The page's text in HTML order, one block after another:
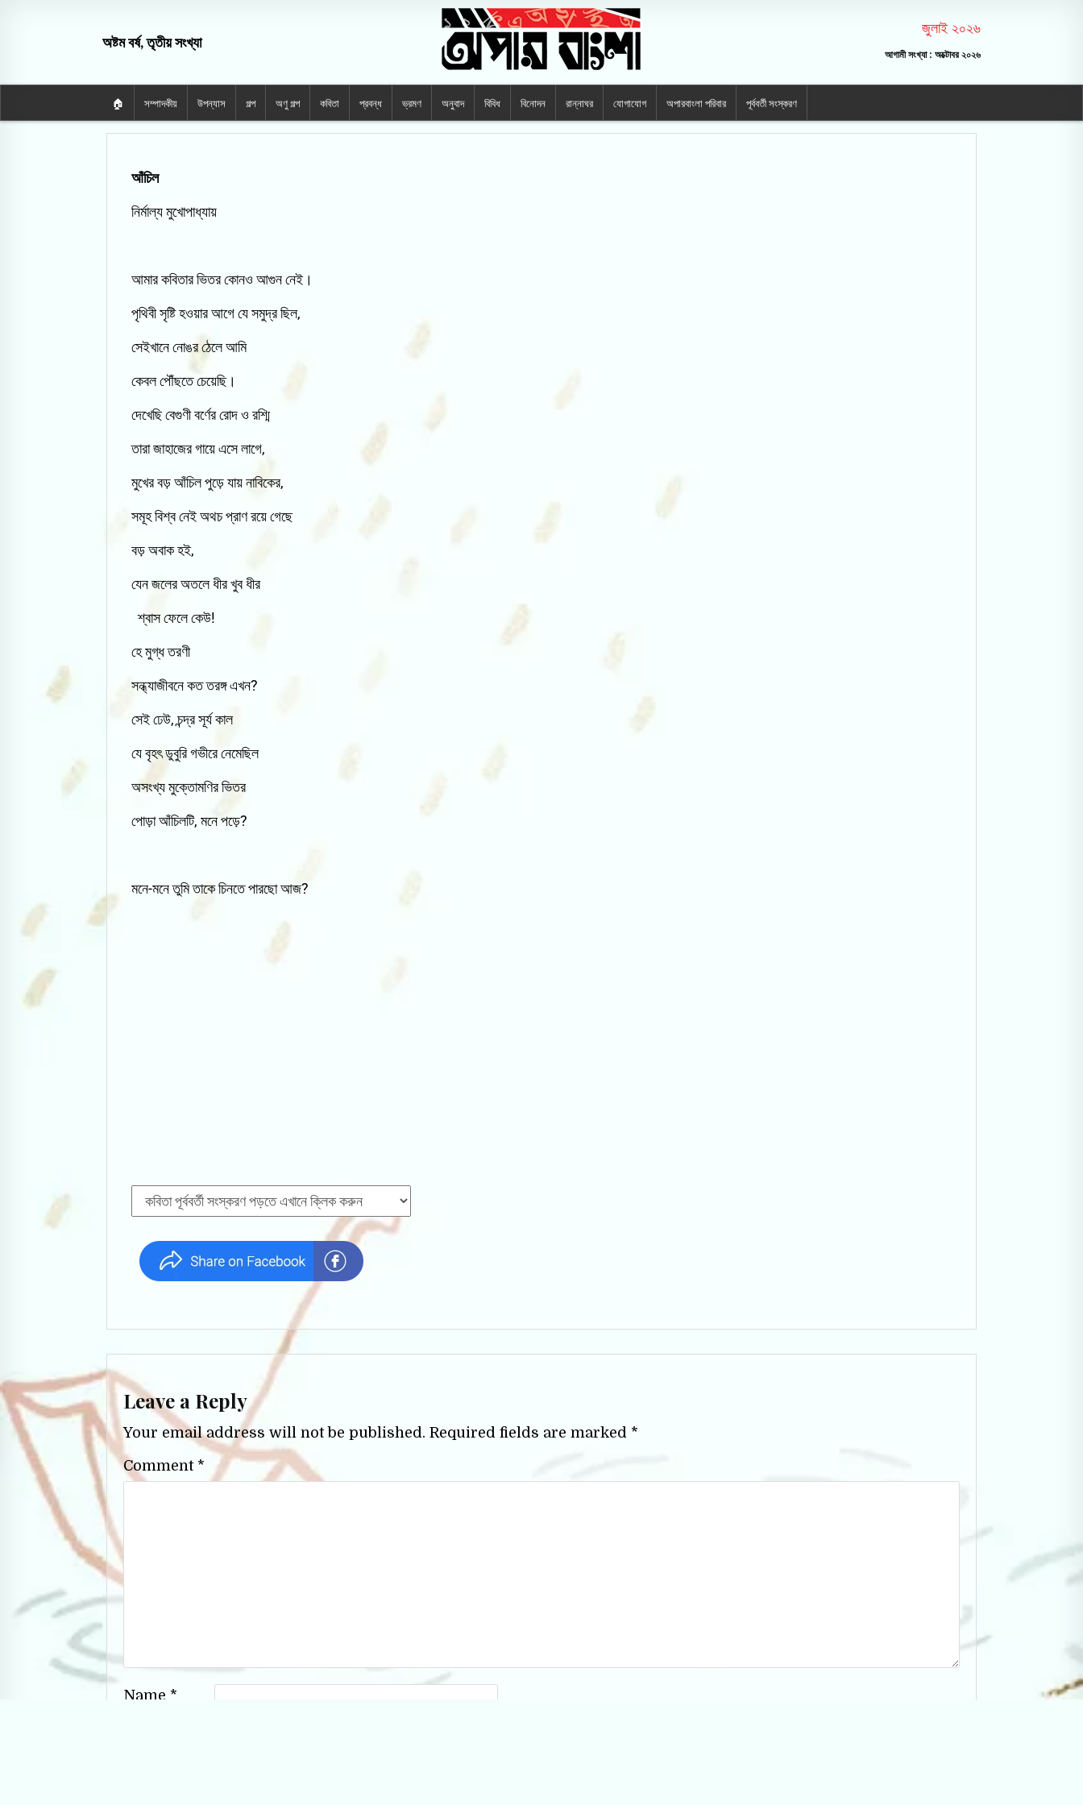
অষ্টম বর্ষ, তৃতীয় সংখ্যা
জুলাই ২০২৬
আগামী সংখ্যা : অক্টোবর ২০২৬
🏠 সম্পাদকীয় উপন্যাস গল্প অণু গল্প কবিতা প্রবন্ধ ভ্রমণ অনুবাদ বিবিধ বিনোদন রান্নাঘর যোগাযোগ অপারবাংলা পরিবার পূর্ববর্তী সংস্করণ
আঁচিল
নির্মাল্য মুখোপাধ্যায়
আমার কবিতার ভিতর কোনও আগুন নেই।
পৃথিবী সৃষ্টি হওয়ার আগে যে সমুদ্র ছিল,
সেইখানে নোঙর ঠেলে আমি
কেবল পৌঁছতে চেয়েছি।
দেখেছি বেগুণী বর্ণের রোদ ও রশ্মি
তারা জাহাজের গায়ে এসে লাগে,
মুখের বড় আঁচিল পুড়ে যায় নাবিকের,
সমূহ বিশ্ব নেই অথচ প্রাণ রয়ে গেছে
বড় অবাক হই,
যেন জলের অতলে ধীর খুব ধীর
শ্বাস ফেলে কেউ!
হে মুগ্ধ তরণী
সন্ধ্যাজীবনে কত তরঙ্গ এখন?
সেই ঢেউ, চন্দ্র সূর্য কাল
যে বৃহৎ ডুবুরি গভীরে নেমেছিল
অসংখ্য মুক্তোমণির ভিতর
পোড়া আঁচিলটি, মনে পড়ে?
মনে-মনে তুমি তাকে চিনতে পারছো আজ?
Leave a Reply
Your email address will not be published. Required fields are marked *
Comment *
Name *